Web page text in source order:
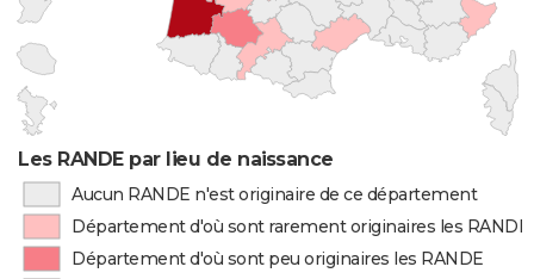
Les RANDE par lieu de naissance
Aucun RANDE n'est originaire de ce département
Département d'où sont rarement originaires les RANDE
Département d'où sont peu originaires les RANDE